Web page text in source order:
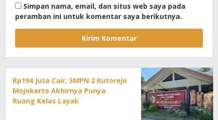
Simpan nama, email, dan situs web saya pada
peramban ini untuk komentar saya berikutnya.
Rp194 Juta Cair, SMPN 2 Kutorejo
Mojokerto Akhirnya Punya
Ruang Kelas Layak